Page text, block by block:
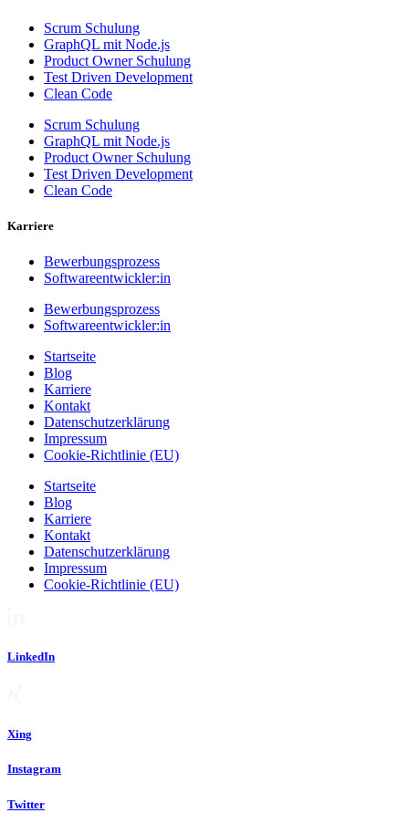
Scrum Schulung
GraphQL mit Node.js
Product Owner Schulung
Test Driven Development
Clean Code
Scrum Schulung
GraphQL mit Node.js
Product Owner Schulung
Test Driven Development
Clean Code
Karriere
Bewerbungsprozess
Softwareentwickler:in
Bewerbungsprozess
Softwareentwickler:in
Startseite
Blog
Karriere
Kontakt
Datenschutzerklärung
Impressum
Cookie-Richtlinie (EU)
Startseite
Blog
Karriere
Kontakt
Datenschutzerklärung
Impressum
Cookie-Richtlinie (EU)
LinkedIn
Xing
Instagram
Twitter